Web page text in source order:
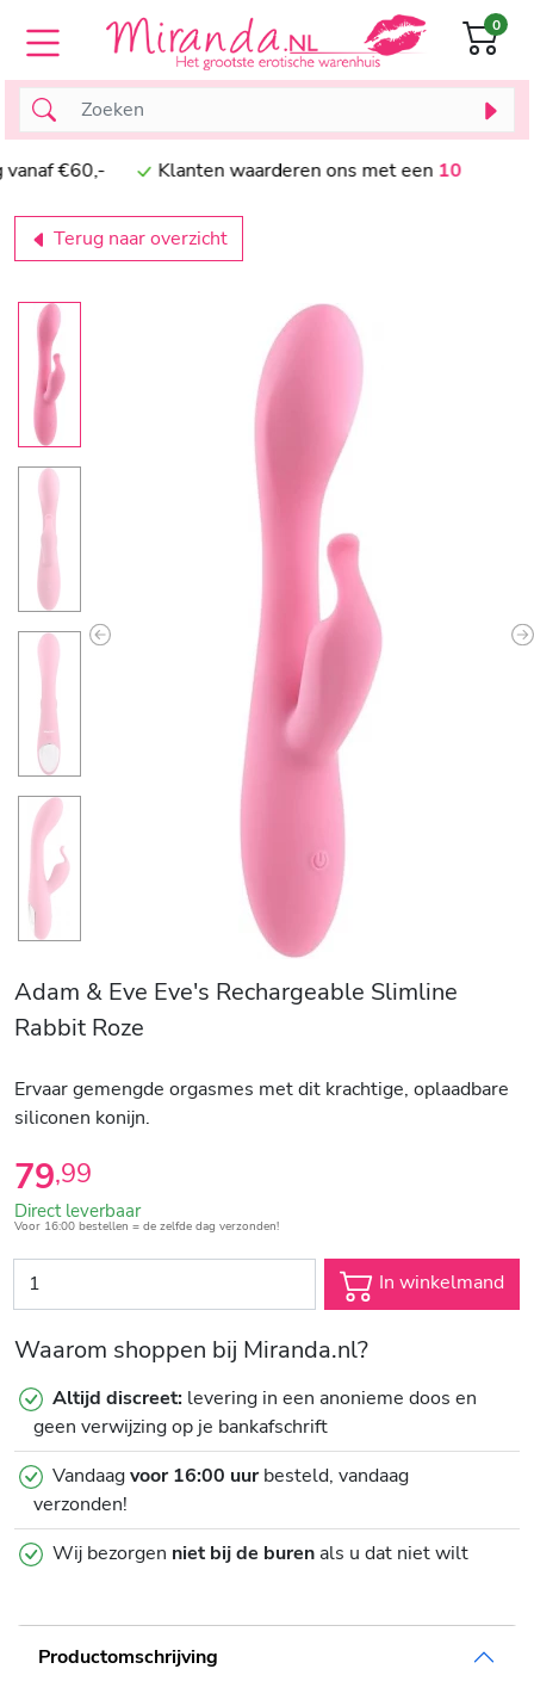
€60,- Klanten waarderen ons met een10
0
Terug naar overzicht
Previous
Adam & Eve Eve's Rechargeable Slimline
Rabbit Roze
Ervaar gemengde orgasmes met dit krachtige, oplaadbare
siliconen konijn.
79,99
Direct leverbaar
Voor 16:00 bestellen = de zelfde dag verzonden!
In winkelmand
Waarom shoppen bij Miranda.nl?
Altijd discreet: levering in een anonieme doos en
geen verwijzing op je bankafschrift
Vandaagvoor 16:00 uurbesteld, vandaag
verzonden!
Wij bezorgen niet bij de burenals u dat niet wilt
Productomschrijving